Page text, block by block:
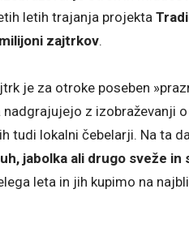
letih trajanja projekta
zajtrkov.
je za otroke poseben
z izobraževanji
tudi lokalni čebelarji. Na ta
jabolka ali drugo sveže in
leta in jih kupimo na